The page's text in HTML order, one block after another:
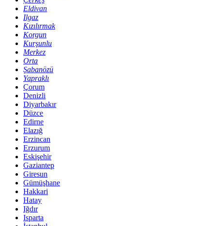
Eldivan
Ilgaz
Kızılırmak
Korgun
Kurşunlu
Merkez
Orta
Şabanözü
Yapraklı
Çorum
Denizli
Diyarbakır
Düzce
Edirne
Elazığ
Erzincan
Erzurum
Eskişehir
Gaziantep
Giresun
Gümüşhane
Hakkari
Hatay
Iğdır
Isparta